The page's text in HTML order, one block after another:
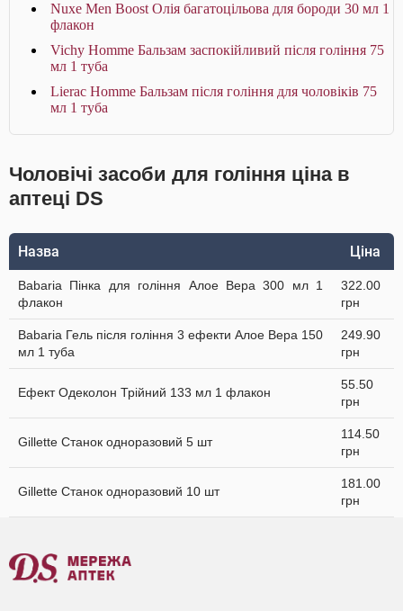
Nuxe Men Boost Олія багатоцільова для бороди 30 мл 1
флакон
Vichy Homme Бальзам заспокійливий після гоління 75
мл 1 туба
Lierac Homme Бальзам після гоління для чоловіків 75
мл 1 туба
Чоловічі засоби для гоління ціна в
аптеці DS
Назва Ціна
Babaria Пінка для гоління Алое Вера 300 мл 1
флакон
322.00
грн
Babaria Гель після гоління 3 ефекти Алое Вера 150
мл 1 туба
249.90
грн
Ефект Одеколон Трійний 133 мл 1 флакон
55.50
грн
Gillette Станок одноразовий 5 шт
114.50
грн
Gillette Станок одноразовий 10 шт
181.00
грн